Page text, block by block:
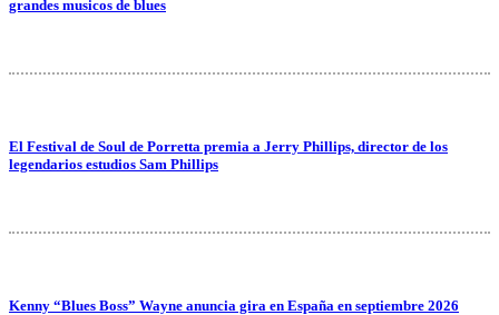
grandes musicos de blues
El Festival de Soul de Porretta premia a Jerry Phillips, director de los
legendarios estudios Sam Phillips
Kenny “Blues Boss” Wayne anuncia gira en España en septiembre 2026